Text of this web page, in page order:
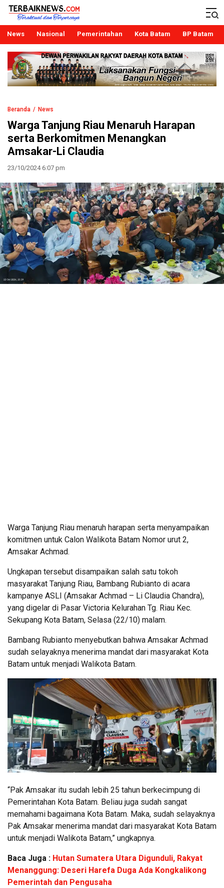
Terbaiknews
Teraktual dan Terpercaya
News Nasional Pemerintahan Kota Batam BP Batam
Beranda News
Warga Tanjung Riau Menaruh Harapan
serta Berkomitmen Menangkan
Amsakar-Li Claudia
23/10/2024 6:07 pm
Warga Tanjung Riau menaruh harapan serta menyampaikan
komitmen untuk Calon Walikota Batam Nomor urut 2,
Amsakar Achmad.
Ungkapan tersebut disampaikan salah satu tokoh
masyarakat Tanjung Riau, Bambang Rubianto di acara
kampanye ASLI (Amsakar Achmad – Li Claudia Chandra),
yang digelar di Pasar Victoria Kelurahan Tg. Riau Kec.
Sekupang Kota Batam, Selasa (22/10) malam.
Bambang Rubianto menyebutkan bahwa Amsakar Achmad
sudah selayaknya menerima mandat dari masyarakat Kota
Batam untuk menjadi Walikota Batam.
“Pak Amsakar itu sudah lebih 25 tahun berkecimpung di
Pemerintahan Kota Batam. Beliau juga sudah sangat
memahami bagaimana Kota Batam. Maka, sudah selayaknya
Pak Amsakar menerima mandat dari masyarakat Kota Batam
untuk menjadi Walikota Batam,” ungkapnya.
Baca Juga : Hutan Sumatera Utara Digunduli, Rakyat
Menanggung: Deseri Harefa Duga Ada Kongkalikong
Pemerintah dan Pengusaha